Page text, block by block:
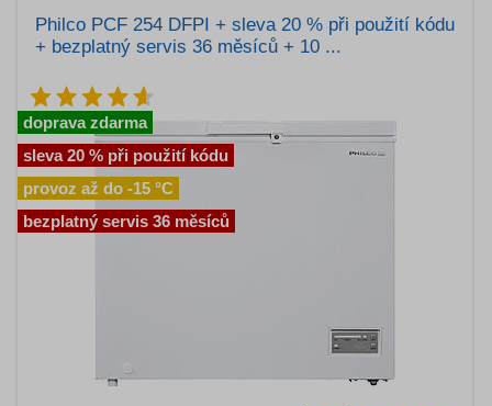
Philco PCF 254 DFPI + sleva 20 % při použití kódu
+ bezplatný servis 36 měsíců + 10 ...
doprava zdarma
sleva 20 % při použití kódu
provoz až do -15 °C
bezplatný servis 36 měsíců